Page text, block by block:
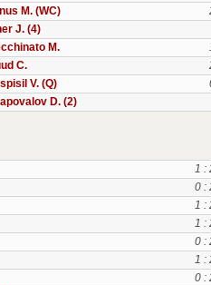
M. (WC)
J. (4)
M.
C.
V. (Q)
D. (2)
1 :
0 :
1 :
1 :
0 :
1 :
0 :